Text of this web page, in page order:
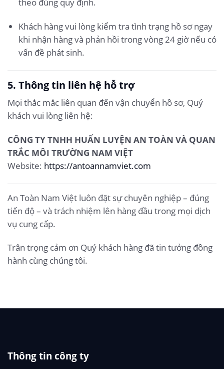
theo đúng quy định.
Khách hàng vui lòng kiểm tra tình trạng hồ sơ ngay
khi nhận hàng và phản hồi trong vòng 24 giờ nếu có
vấn đề phát sinh.
5. Thông tin liên hệ hỗ trợ
Mọi thắc mắc liên quan đến vận chuyển hồ sơ, Quý
khách vui lòng liên hệ:
CÔNG TY TNHH HUẤN LUYỆN AN TOÀN VÀ QUAN
TRẮC MÔI TRƯỜNG NAM VIỆT
Website: https://antoannamviet.com
An Toàn Nam Việt luôn đặt sự chuyên nghiệp – đúng
tiến độ – và trách nhiệm lên hàng đầu trong mọi dịch
vụ cung cấp.
Trân trọng cảm ơn Quý khách hàng đã tin tưởng đồng
hành cùng chúng tôi.
Thông tin công ty